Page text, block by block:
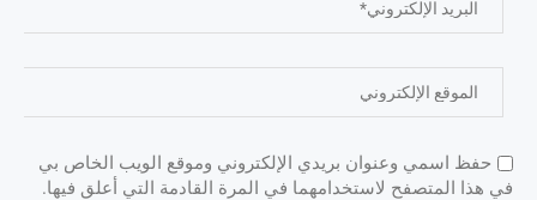
حفظ اسمي وعنوان بريدي الإلكتروني وموقع الويب الخاص بي
في هذا المتصفح لاستخدامهما في المرة القادمة التي أعلق فيها.